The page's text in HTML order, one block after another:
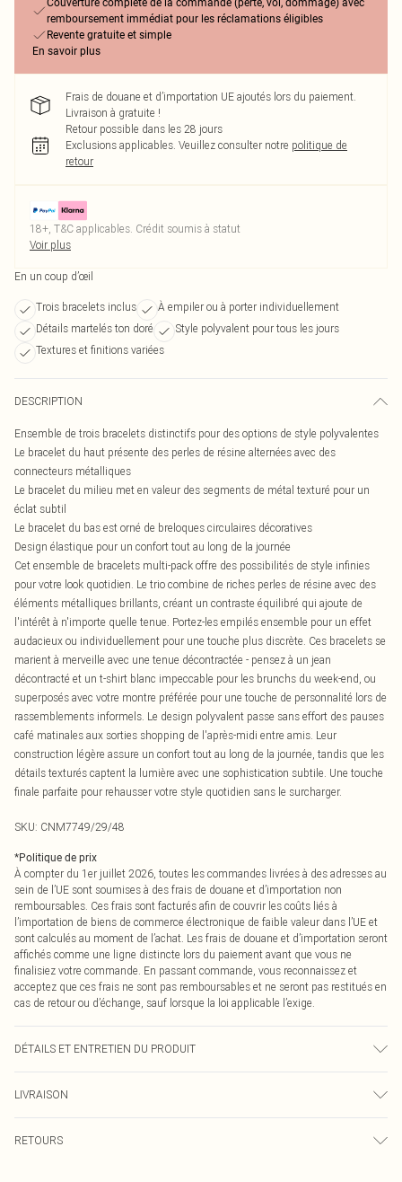
Couverture complète de la commande (perte, vol, dommage) avec
remboursement immédiat pour les réclamations éligibles
Revente gratuite et simple
En savoir plus
Frais de douane et d’importation UE ajoutés lors du paiement.
Livraison à gratuite !
Retour possible dans les 28 jours
Exclusions applicables. Veuillez consulter notre politique de
retour
18+, T&C applicables. Crédit soumis à statut
Voir plus
En un coup d’œil
Trois bracelets inclus
À empiler ou à porter individuellement
Détails martelés ton doré
Style polyvalent pour tous les jours
Textures et finitions variées
DESCRIPTION
Ensemble de trois bracelets distinctifs pour des options de style polyvalentes
Le bracelet du haut présente des perles de résine alternées avec des
connecteurs métalliques
Le bracelet du milieu met en valeur des segments de métal texturé pour un
éclat subtil
Le bracelet du bas est orné de breloques circulaires décoratives
Design élastique pour un confort tout au long de la journée
Cet ensemble de bracelets multi-pack offre des possibilités de style infinies
pour votre look quotidien. Le trio combine de riches perles de résine avec des
éléments métalliques brillants, créant un contraste équilibré qui ajoute de
l'intérêt à n'importe quelle tenue. Portez-les empilés ensemble pour un effet
audacieux ou individuellement pour une touche plus discrète. Ces bracelets se
marient à merveille avec une tenue décontractée - pensez à un jean
décontracté et un t-shirt blanc impeccable pour les brunchs du week-end, ou
superposés avec votre montre préférée pour une touche de personnalité lors de
rassemblements informels. Le design polyvalent passe sans effort des pauses
café matinales aux sorties shopping de l'après-midi entre amis. Leur
construction légère assure un confort tout au long de la journée, tandis que les
détails texturés captent la lumière avec une sophistication subtile. Une touche
finale parfaite pour rehausser votre style quotidien sans le surcharger.
SKU: CNM7749/29/48
*Politique de prix
À compter du 1er juillet 2026, toutes les commandes livrées à des adresses au
sein de l’UE sont soumises à des frais de douane et d’importation non
remboursables. Ces frais sont facturés afin de couvrir les coûts liés à
l’importation de biens de commerce électronique de faible valeur dans l’UE et
sont calculés au moment de l’achat. Les frais de douane et d’importation seront
affichés comme une ligne distincte lors du paiement avant que vous ne
finalisiez votre commande. En passant commande, vous reconnaissez et
acceptez que ces frais ne sont pas remboursables et ne seront pas restitués en
cas de retour ou d’échange, sauf lorsque la loi applicable l’exige.
DÉTAILS ET ENTRETIEN DU PRODUIT
LIVRAISON
RETOURS